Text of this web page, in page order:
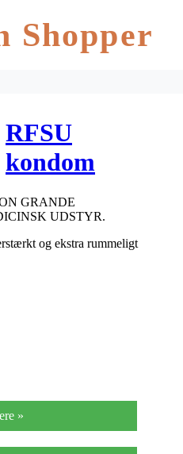
Shopper
RFSU
kondom
grande 10 stk
GRANDE
UDSTYR.
og ekstra rummeligt
»